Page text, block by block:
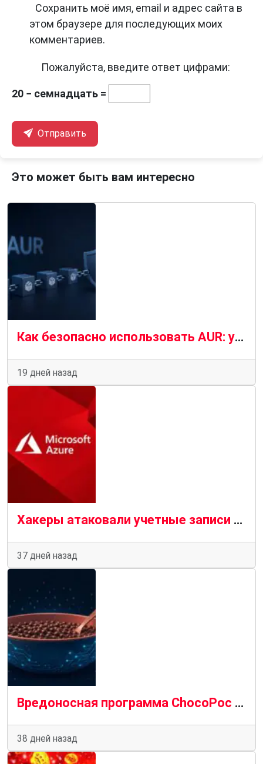
Сохранить моё имя, email и адрес сайта в
этом браузере для последующих моих
комментариев.
Пожалуйста, введите ответ цифрами:
20 − семнадцать =
Отправить
Это может быть вам интересно
Как безопасно использовать AUR: уроки атаки вредоносного ПО на AUR в июне 2026 года
19 дней назад
Хакеры атаковали учетные записи Microsoft 365, совершив 81 миллион попыток входа
37 дней назад
Вредоносная программа ChocoPoc распространяется через троянские эксплойты на GitHub
38 дней назад